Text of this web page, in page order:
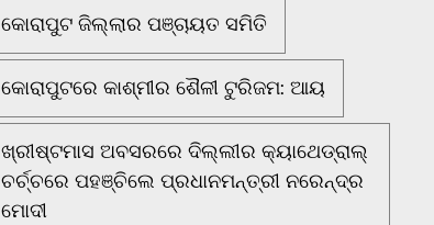
କୋରାପୁଟ ଜିଲ୍ଲାର ପଞ୍ଚାୟତ ସମିତି
କୋରାପୁଟରେ କାଶ୍ମୀର ଶୈଳୀ ଟୁରିଜମ: ଆୟ
ଖ୍ରୀଷ୍ଟମାସ ଅବସରରେ ଦିଲ୍ଲୀର କ୍ୟାଥେଡ୍ରାଲ୍
ଚର୍ଚ୍ଚରେ ପହଞ୍ଚିଲେ ପ୍ରଧାନମନ୍ତ୍ରୀ ନରେନ୍ଦ୍ର
ମୋଦୀ